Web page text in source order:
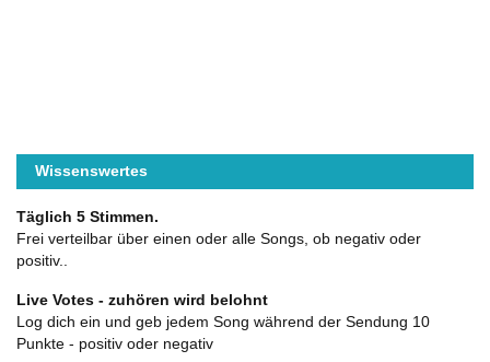
Wissenswertes
Täglich 5 Stimmen.
Frei verteilbar über einen oder alle Songs, ob negativ oder
positiv..
Live Votes - zuhören wird belohnt
Log dich ein und geb jedem Song während der Sendung 10
Punkte - positiv oder negativ